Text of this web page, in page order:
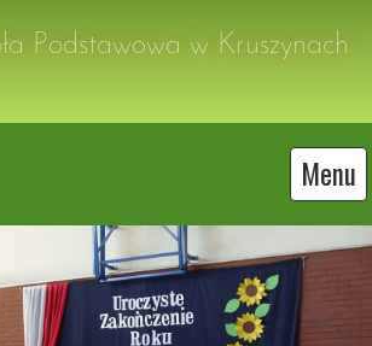
Podstawowa w Kruszynach
Menu